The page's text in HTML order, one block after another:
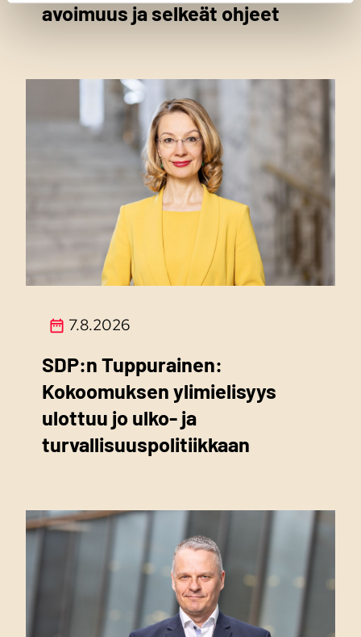
avoimuus ja selkeät ohjeet
7.8.2026
SDP:n Tuppurainen:
Kokoomuksen ylimielisyys
ulottuu jo ulko- ja
turvallisuuspolitiikkaan